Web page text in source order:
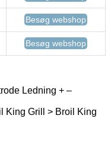
Besøg webshop
Besøg webshop
Ledning + –
King Grill > Broil King